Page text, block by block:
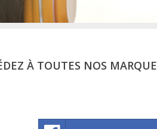
À TOUTES NOS